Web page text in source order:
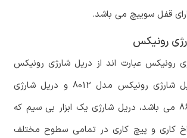
قفل سوییچ می باشد.
رونیکس
رونیکس عبارت اند از دریل شارژی رونیکس
مدل 8905K، دریل شارژی رونیکس مدل 8012 و دریل شارژی
رونیکس مدل 8612 می باشد، دریل شارژی یک ابزار بی سیم که
کاری و پیچ کاری در تمامی سطوح مختلف